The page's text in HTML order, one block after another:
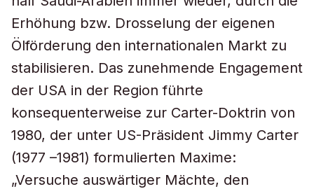
Erhöhung bzw. Drosselung der eigenen
Ölförderung den internationalen Markt zu
stabilisieren. Das zunehmende Engagement
der USA in der Region führte
konsequenterweise zur Carter-Doktrin von
1980, der unter US-Präsident Jimmy Carter
(1977 –1981) formulierten Maxime:
„Versuche auswärtiger Mächte, den